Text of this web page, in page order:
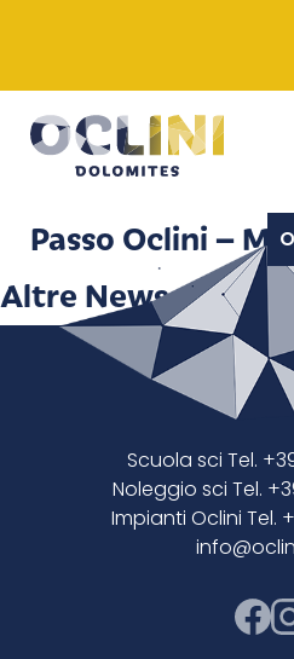
Passo Oclini –
Altre News
Scuola sci Tel.
Noleggio sci Tel.
Impianti Oclini Tel.